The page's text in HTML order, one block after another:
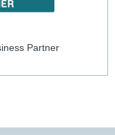
Partner